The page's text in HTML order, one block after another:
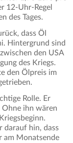
12-Uhr-Regel
des Tages.
dass Öl
Hintergrund sind
den USA
des Kriegs.
den Ölpreis im
Rolle. Er
ihn wären
darauf hin, dass
am Monatsende